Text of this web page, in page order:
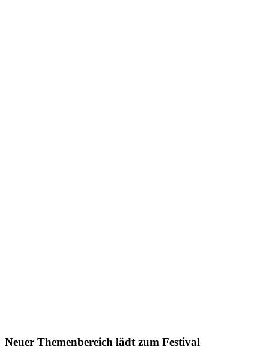
Neuer Themenbereich lädt zum Festival